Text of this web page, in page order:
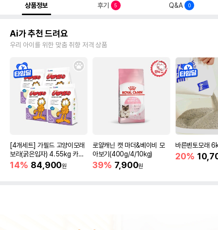
상품정보 후기 5 Q&A 0
Ai가 추천 드려요
우리 아이를 위한 맞춤 취향 저격 상품
[4개세트] 가필드 고양이모래
보라(굵은입자) 4.55kg 카사
바모래
14% 84,900원
로얄캐닌 캣 마더&베이비 모
아보기(400g/4/10kg)
39% 7,900원
바른벤토모래
20%